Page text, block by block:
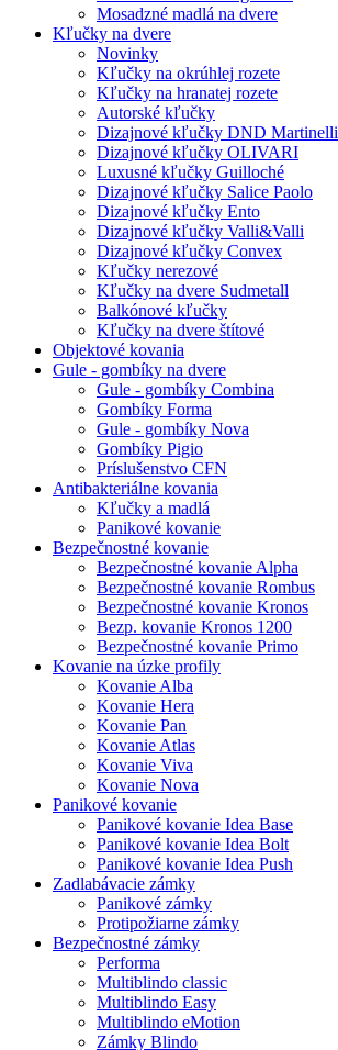
Mosadzné madlá na dvere
Kľučky na dvere
Novinky
Kľučky na okrúhlej rozete
Kľučky na hranatej rozete
Autorské kľučky
Dizajnové kľučky DND Martinelli
Dizajnové kľučky OLIVARI
Luxusné kľučky Guilloché
Dizajnové kľučky Salice Paolo
Dizajnové kľučky Ento
Dizajnové kľučky Valli&Valli
Dizajnové kľučky Convex
Kľučky nerezové
Kľučky na dvere Sudmetall
Balkónové kľučky
Kľučky na dvere štítové
Objektové kovania
Gule - gombíky na dvere
Gule - gombíky Combina
Gombíky Forma
Gule - gombíky Nova
Gombíky Pigio
Príslušenstvo CFN
Antibakteriálne kovania
Kľučky a madlá
Panikové kovanie
Bezpečnostné kovanie
Bezpečnostné kovanie Alpha
Bezpečnostné kovanie Rombus
Bezpečnostné kovanie Kronos
Bezp. kovanie Kronos 1200
Bezpečnostné kovanie Primo
Kovanie na úzke profily
Kovanie Alba
Kovanie Hera
Kovanie Pan
Kovanie Atlas
Kovanie Viva
Kovanie Nova
Panikové kovanie
Panikové kovanie Idea Base
Panikové kovanie Idea Bolt
Panikové kovanie Idea Push
Zadlabávacie zámky
Panikové zámky
Protipožiarne zámky
Bezpečnostné zámky
Performa
Multiblindo classic
Multiblindo Easy
Multiblindo eMotion
Zámky Blindo